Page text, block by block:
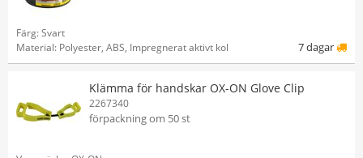
Färg: Svart
Material: Polyester, ABS, Impregnerat aktivt kol
7 dagar
Klämma för handskar OX-ON Glove Clip
2267340
förpackning om 50 st